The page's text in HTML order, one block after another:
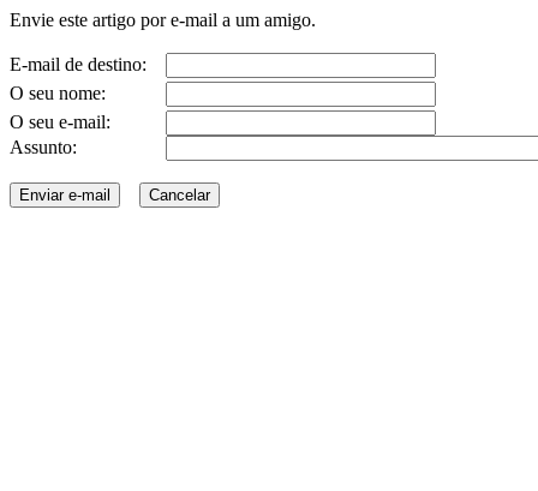
Envie este artigo por e-mail a um amigo.
E-mail de destino:
O seu nome:
O seu e-mail:
Assunto: